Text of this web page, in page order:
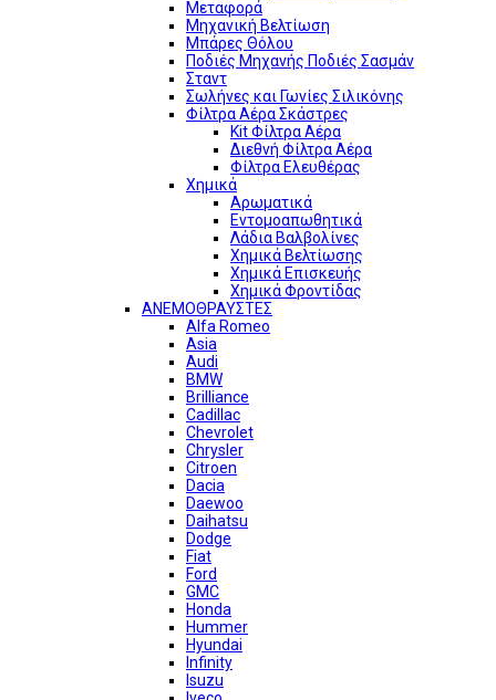
Μεταφορά
Μηχανική Βελτίωση
Μπάρες Θόλου
Ποδιές Μηχανής Ποδιές Σασμάν
Σταντ
Σωλήνες και Γωνίες Σιλικόνης
Φίλτρα Αέρα Σκάστρες
Kit Φίλτρα Αέρα
Διεθνή Φίλτρα Αέρα
Φίλτρα Ελευθέρας
Χημικά
Αρωματικά
Εντομοαπωθητικά
Λάδια Βαλβολίνες
Χημικά Βελτίωσης
Χημικά Επισκευής
Χημικά Φροντίδας
ΑΝΕΜΟΘΡΑΥΣΤΕΣ
Alfa Romeo
Asia
Audi
BMW
Brilliance
Cadillac
Chevrolet
Chrysler
Citroen
Dacia
Daewoo
Daihatsu
Dodge
Fiat
Ford
GMC
Honda
Hummer
Hyundai
Infinity
Isuzu